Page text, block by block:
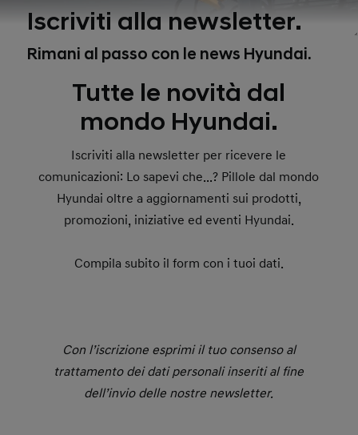
Iscriviti alla newsletter.
Rimani al passo con le news Hyundai.
Tutte le novità dal
mondo Hyundai.
Iscriviti alla newsletter per ricevere le
comunicazioni: Lo sapevi che...? Pillole dal mondo
Hyundai oltre a aggiornamenti sui prodotti,
promozioni, iniziative ed eventi Hyundai.
Compila subito il form con i tuoi dati.
Con l’iscrizione esprimi il tuo consenso al
trattamento dei dati personali inseriti al fine
dell’invio delle nostre newsletter.